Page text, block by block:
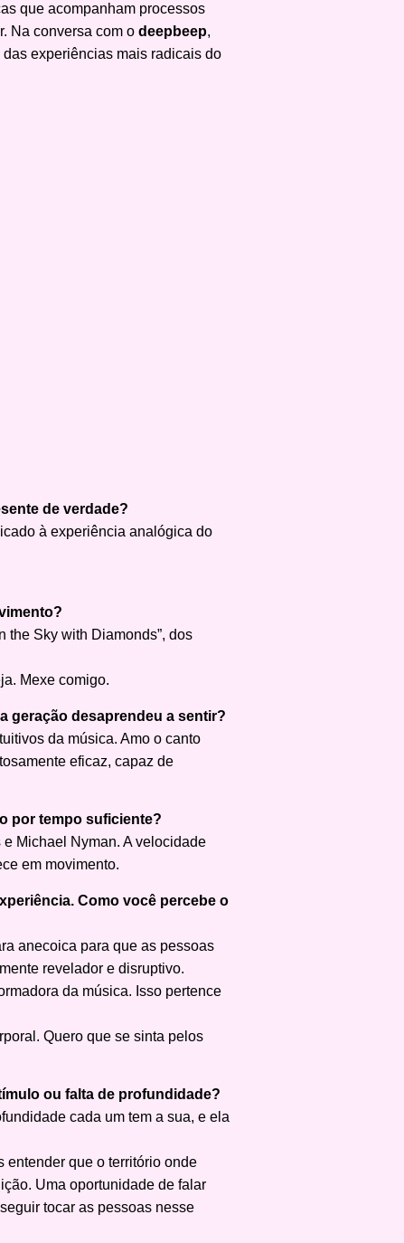
que acompanham processos
Na conversa com o deepbeep,
experiências mais radicais do
de verdade?
à experiência analógica do
the Sky with Diamonds”, dos
Mexe comigo.
geração desaprendeu a sentir?
da música. Amo o canto
eficaz, capaz de
por tempo suficiente?
Michael Nyman. A velocidade
em movimento.
Como você percebe o
anecoica para que as pessoas
revelador e disruptivo.
da música. Isso pertence
Quero que se sinta pelos
ou falta de profundidade?
cada um tem a sua, e ela
entender que o território onde
Uma oportunidade de falar
tocar as pessoas nesse